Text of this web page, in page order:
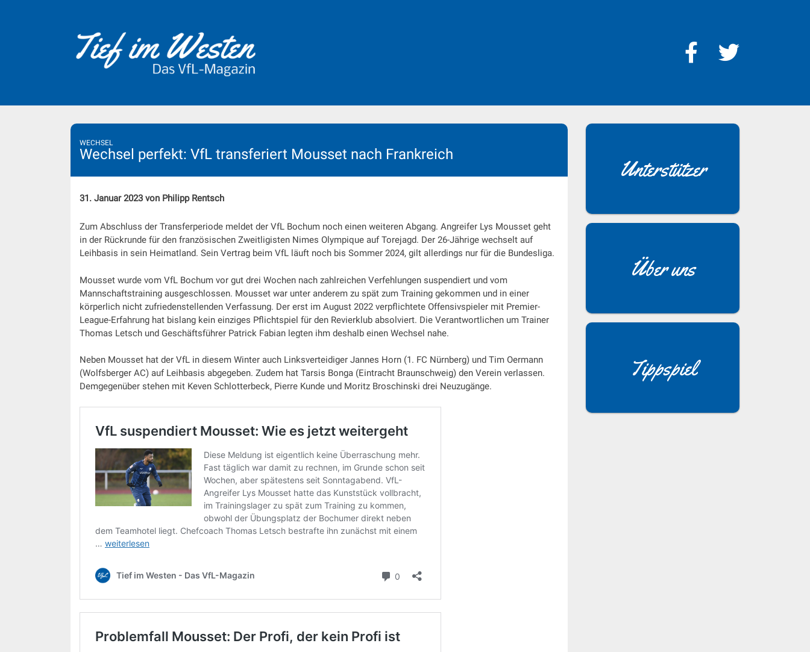
WECHSEL
Wechsel perfekt: VfL transferiert Mousset nach Frankreich
31. Januar 2023 von Philipp Rentsch
Zum Abschluss der Transferperiode meldet der VfL Bochum noch einen weiteren Abgang. Angreifer Lys Mousset geht
in der Rückrunde für den französischen Zweitligisten Nimes Olympique auf Torejagd. Der 26-Jährige wechselt auf
Leihbasis in sein Heimatland. Sein Vertrag beim VfL läuft noch bis Sommer 2024, gilt allerdings nur für die Bundesliga.
Mousset wurde vom VfL Bochum vor gut drei Wochen nach zahlreichen Verfehlungen suspendiert und vom
Mannschaftstraining ausgeschlossen. Mousset war unter anderem zu spät zum Training gekommen und in einer
körperlich nicht zufriedenstellenden Verfassung. Der erst im August 2022 verpflichtete Offensivspieler mit Premier-
League-Erfahrung hat bislang kein einziges Pflichtspiel für den Revierklub absolviert. Die Verantwortlichen um Trainer
Thomas Letsch und Geschäftsführer Patrick Fabian legten ihm deshalb einen Wechsel nahe.
Neben Mousset hat der VfL in diesem Winter auch Linksverteidiger Jannes Horn (1. FC Nürnberg) und Tim Oermann
(Wolfsberger AC) auf Leihbasis abgegeben. Zudem hat Tarsis Bonga (Eintracht Braunschweig) den Verein verlassen.
Demgegenüber stehen mit Keven Schlotterbeck, Pierre Kunde und Moritz Broschinski drei Neuzugänge.
Unterstützer
Über uns
Tippspiel